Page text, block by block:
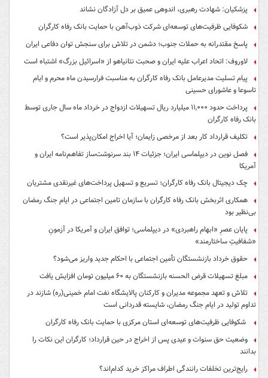
پزشکیان: شهادت رهبری، اندوهی عمیق بر دل آزادگان نشاند
شکوفایی ظرفیت‌های توسعه‌ای شرکت ذوب‌آهن با حمایت‌ بانک رفاه کارگران
پاسخ مقتدرانه به حملات جنوب؛ دشمن در تلاش برای سنجش توان دفاعی ایران
لاوروف: اتحاد اعراب علیه ایران و صحبت نتانیاهو از «اسرائیل بزرگ» اشتباه است
پیام تسلیت مدیرعامل بانک رفاه کارگران به مناسبت فرارسیدن ماه محرم و ایام
تاسوعا و عاشورای حسینی
پرداخت حدود ۱۱,۰۰۰ میلیارد ریال تسهیلات ازدواج در خرداد ماه سال جاری توسط
بانک رفاه کارگران
تکلیف قرارداد کار بعد از مرخصی زایمان؛ آیا اخراج امکان‌پذیر است؟
فصل نوین در دیپلماسی ایران؛ جزئیات ۱۴ بند سرنوشت‌ساز تفاهم‌نامه ایران و
آمریکا
چک دیجیتال بانک رفاه کارگران؛ تسریع و تسهیل پرداخت‌های غیرنقدی مشتریان
همکاری اثربخش بانک رفاه کارگران با سازمان تامین اجتماعی در ایام جنگ رمضان
بی‌نظیر بود
پایان عصرِ «ابهام راهبردی» در دیپلماسی؛ توافق ایران و آمریکا در آزمونِ
«شفافیتِ ساختارمند»
حقوق خرداد بازنشستگان تأمین اجتماعی با احکام جدید واریز می‌شود؟
مبلغ تسهیلات قرض الحسنه بازنشستگان به ۶۰ میلیون تومان افزایش یافت
تلاش و تعهد مجموعه مدیران و کارکنان پالایشگاه نفت امام خمینی(ره) شازند در
تداوم تولید در ایام جنگ رمضان، شایسته قدردانی است
شکوفایی ظرفیت‌های توسعه‌ای استان مرکزی با حمایت بانک رفاه کارگران
وضعیت حق سنوات و عیدی پس از اخراج در حین قرارداد؛ کارگران این نکات را
بدانند
رایج‌ترین تخلفات رانندگی اطراف مراکز خرید کدام‌اند؟